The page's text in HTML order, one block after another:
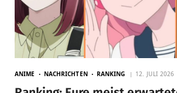
ANIME NACHRICHTEN RANKING 12. JULI 2026